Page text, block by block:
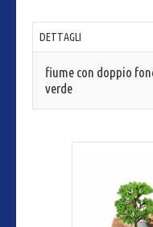
DETTAGLI
fiume con doppio
verde